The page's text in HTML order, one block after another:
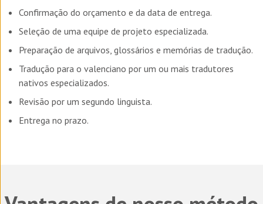
Confirmação do orçamento e da data de entrega.
Seleção de uma equipe de projeto especializada.
Preparação de arquivos, glossários e memórias de tradução.
Tradução para o valenciano por um ou mais tradutores
nativos especializados.
Revisão por um segundo linguista.
Entrega no prazo.